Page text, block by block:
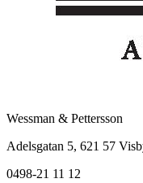
Wessman & Pettersson
Adelsgatan 5, 621 57
0498-21 11 12